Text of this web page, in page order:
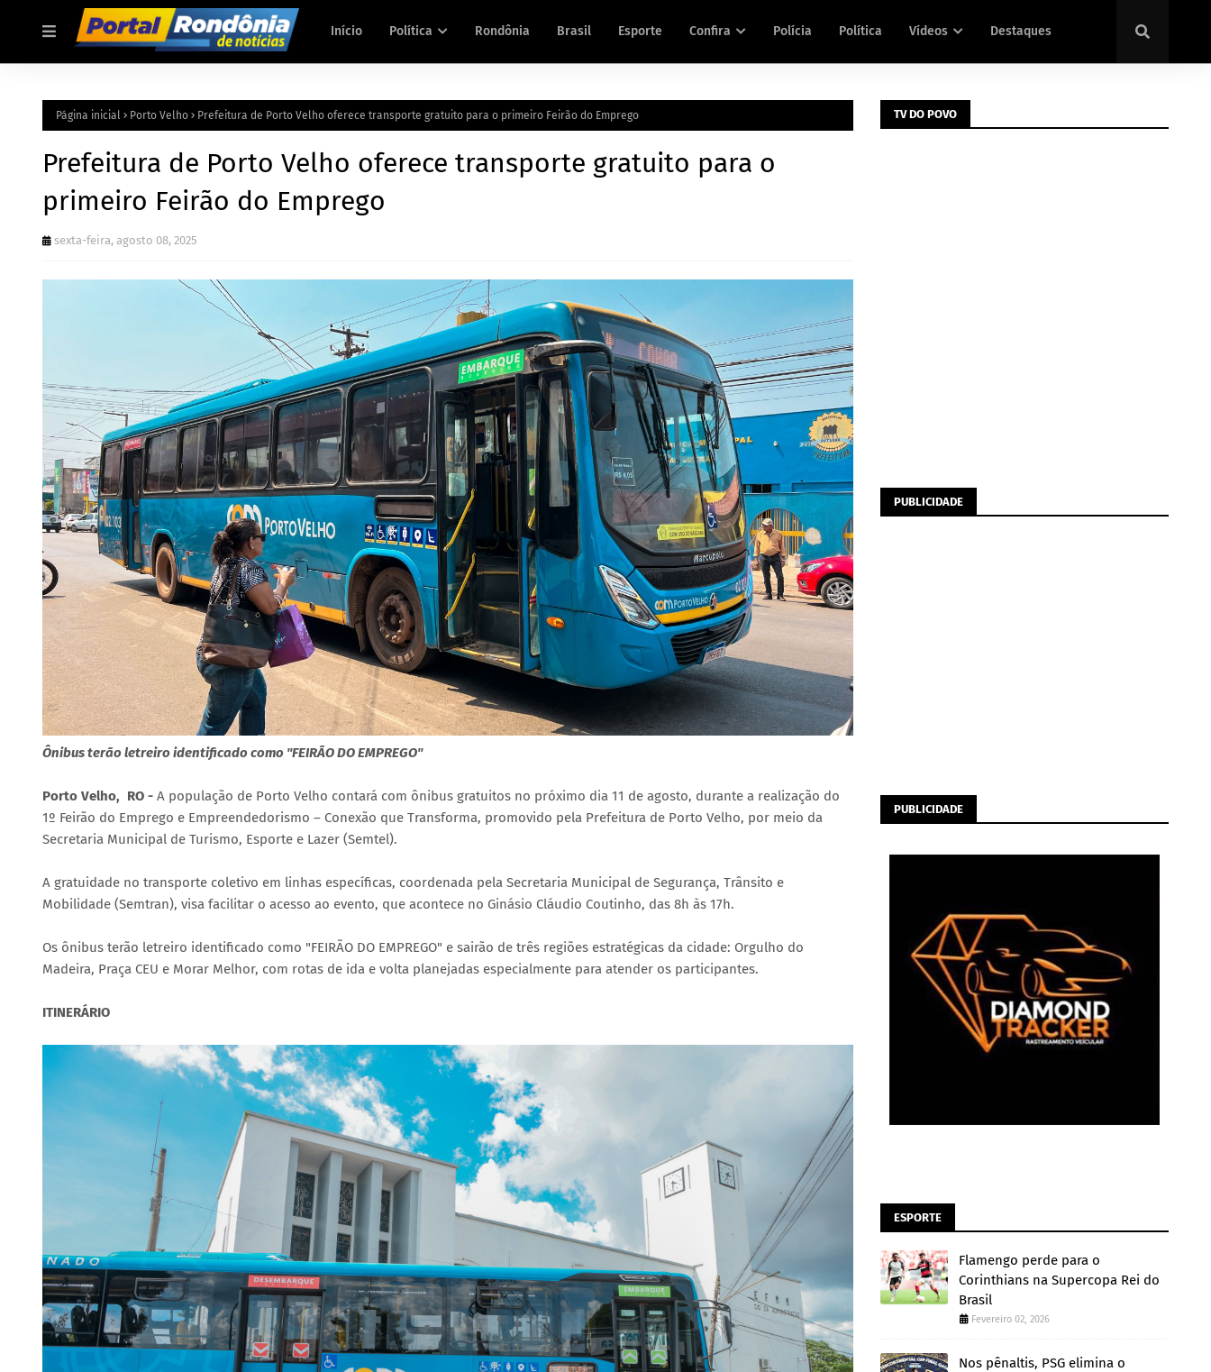
Início Política Rondônia Brasil Esporte Confira Polícia Política Vídeos Destaques
Página inicial Porto Velho Prefeitura de Porto Velho oferece transporte gratuito para o primeiro Feirão do Emprego
Prefeitura de Porto Velho oferece transporte gratuito para o
primeiro Feirão do Emprego
sexta-feira, agosto 08, 2025
Ônibus terão letreiro identificado como "FEIRÃO DO EMPREGO"
Porto Velho, RO - A população de Porto Velho contará com ônibus gratuitos no próximo dia 11 de agosto, durante a realização do
1º Feirão do Emprego e Empreendedorismo – Conexão que Transforma, promovido pela Prefeitura de Porto Velho, por meio da
Secretaria Municipal de Turismo, Esporte e Lazer (Semtel).
A gratuidade no transporte coletivo em linhas específicas, coordenada pela Secretaria Municipal de Segurança, Trânsito e
Mobilidade (Semtran), visa facilitar o acesso ao evento, que acontece no Ginásio Cláudio Coutinho, das 8h às 17h.
Os ônibus terão letreiro identificado como "FEIRÃO DO EMPREGO" e sairão de três regiões estratégicas da cidade: Orgulho do
Madeira, Praça CEU e Morar Melhor, com rotas de ida e volta planejadas especialmente para atender os participantes.
ITINERÁRIO
TV DO POVO
PUBLICIDADE
PUBLICIDADE
ESPORTE
Flamengo perde para o
Corinthians na Supercopa Rei do
Brasil
Fevereiro 02, 2026
Nos pênaltis, PSG elimina o